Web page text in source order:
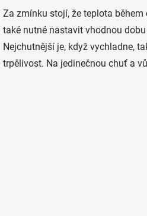
Za zmínku stojí, že teplota
také nutné nastavit vhodnou
Nejchutnější je, když vychladne,
trpělivost. Na jedinečnou chuť a